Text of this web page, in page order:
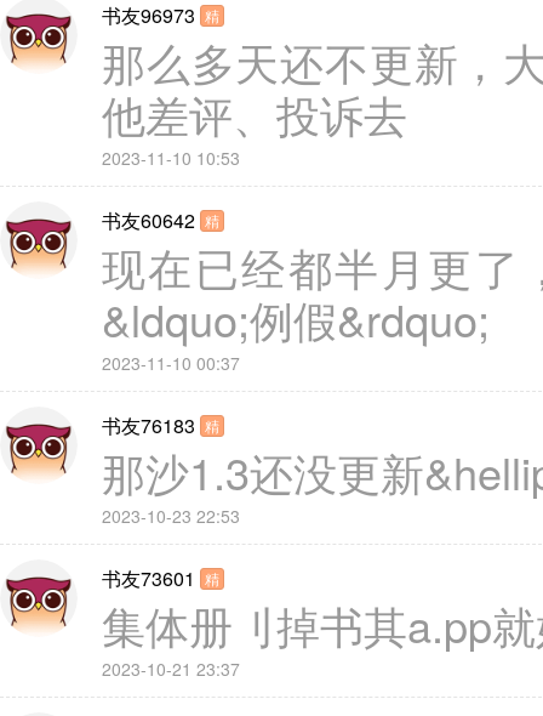
书友96973 精
那么多天还不更新，
他差评、投诉去
2023-11-10 10:53
书友60642 精
现在已经都半月更了
&ldquo;例假&rdquo;
2023-11-10 00:37
书友76183 精
那沙1.3还没更新
2023-10-23 22:53
书友73601 精
集体册刂掉书其a.pp
2023-10-21 23:37